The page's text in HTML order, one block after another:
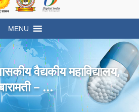
MENU
वैद्यकीय महाविद्यालय,
– ...